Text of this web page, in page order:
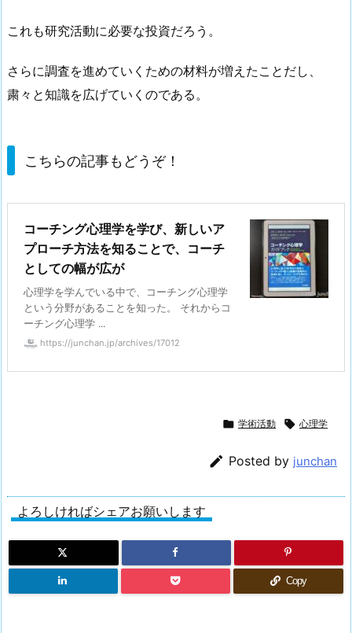
これも研究活動に必要な投資だろう。
さらに調査を進めていくための材料が増えたことだし、
粛々と知識を広げていくのである。
こちらの記事もどうぞ！
コーチング心理学を学び、新しいア
プローチ方法を知ることで、コーチ
としての幅が広が
心理学を学んでいる中で、コーチング心理学
という分野があることを知った。 それからコ
ーチング心理学 ...
https://junchan.jp/archives/17012
 学術活動  心理学
 Posted by junchan
よろしければシェアお願いします
Copy